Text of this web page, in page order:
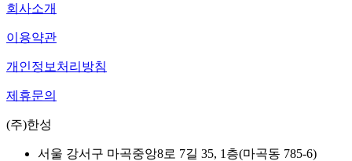
회사소개
이용약관
개인정보처리방침
제휴문의
(주)한성
서울 강서구 마곡중앙8로 7길 35, 1층(마곡동 785-6)